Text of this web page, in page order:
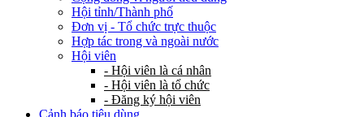
Hội tỉnh/Thành phố
Đơn vị - Tổ chức trực thuộc
Hợp tác trong và ngoài nước
Hội viên
- Hội viên là cá nhân
- Hội viên là tổ chức
- Đăng ký hội viên
Cảnh báo tiêu dùng